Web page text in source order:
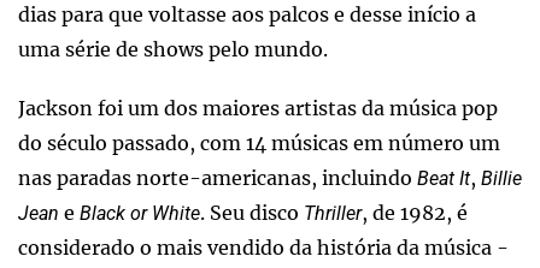
dias para que voltasse aos palcos e desse início a
uma série de shows pelo mundo.
Jackson foi um dos maiores artistas da música pop
do século passado, com 14 músicas em número um
nas paradas norte-americanas, incluindo Beat It, Billie
Jean e Black or White. Seu disco Thriller, de 1982, é
considerado o mais vendido da história da música -